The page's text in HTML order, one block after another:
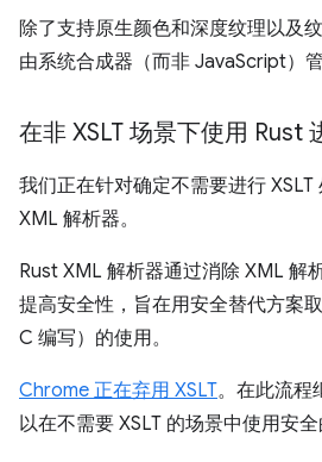
除了支持原生颜色和深度纹理以及
由系统合成器（而非 JavaScript）
在非 XSLT 场景下使用 Rust
我们正在针对确定不需要进行
XML 解析器。
Rust XML 解析器通过消除 XML 解
提高安全性，旨在用安全替代方案
C 编写）的使用。
Chrome 正在弃用 XSLT。在此流程
以在不需要 XSLT 的场景中使用安